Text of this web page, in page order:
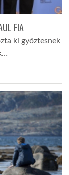
FIA
ki győztesnek